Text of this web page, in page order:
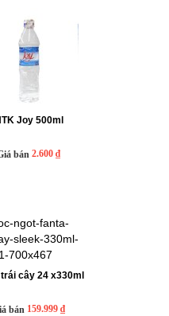
Joy 500ml
bán2.600 ₫
cây 24 x330ml
bán 159.999 ₫